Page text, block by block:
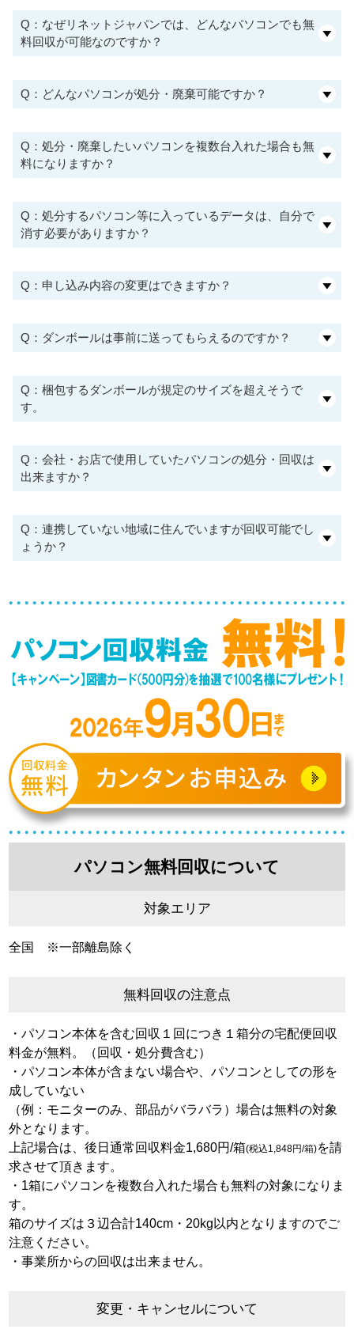
Q：なぜリネットジャパンでは、どんなパソコンでも無
料回収が可能なのですか？
Q：どんなパソコンが処分・廃棄可能ですか？
Q：処分・廃棄したいパソコンを複数台入れた場合も無
料になりますか？
Q：処分するパソコン等に入っているデータは、自分で
消す必要がありますか？
Q：申し込み内容の変更はできますか？
Q：ダンボールは事前に送ってもらえるのですか？
Q：梱包するダンボールが規定のサイズを超えそうで
す。
Q：会社・お店で使用していたパソコンの処分・回収は
出来ますか？
Q：連携していない地域に住んでいますが回収可能でし
ょうか？
パソコン無料回収について
対象エリア
全国 ※一部離島除く
無料回収の注意点
・パソコン本体を含む回収１回につき１箱分の宅配便回収
料金が無料。（回収・処分費含む）
・パソコン本体が含まない場合や、パソコンとしての形を
成していない
（例：モニターのみ、部品がバラバラ）場合は無料の対象
外となります。
上記場合は、後日通常回収料金1,680円/箱(税込1,848円/箱)を請
求させて頂きます。
・1箱にパソコンを複数台入れた場合も無料の対象になりま
す。
箱のサイズは３辺合計140cm・20kg以内となりますのでご
注意ください。
・事業所からの回収は出来ません。
変更・キャンセルについて